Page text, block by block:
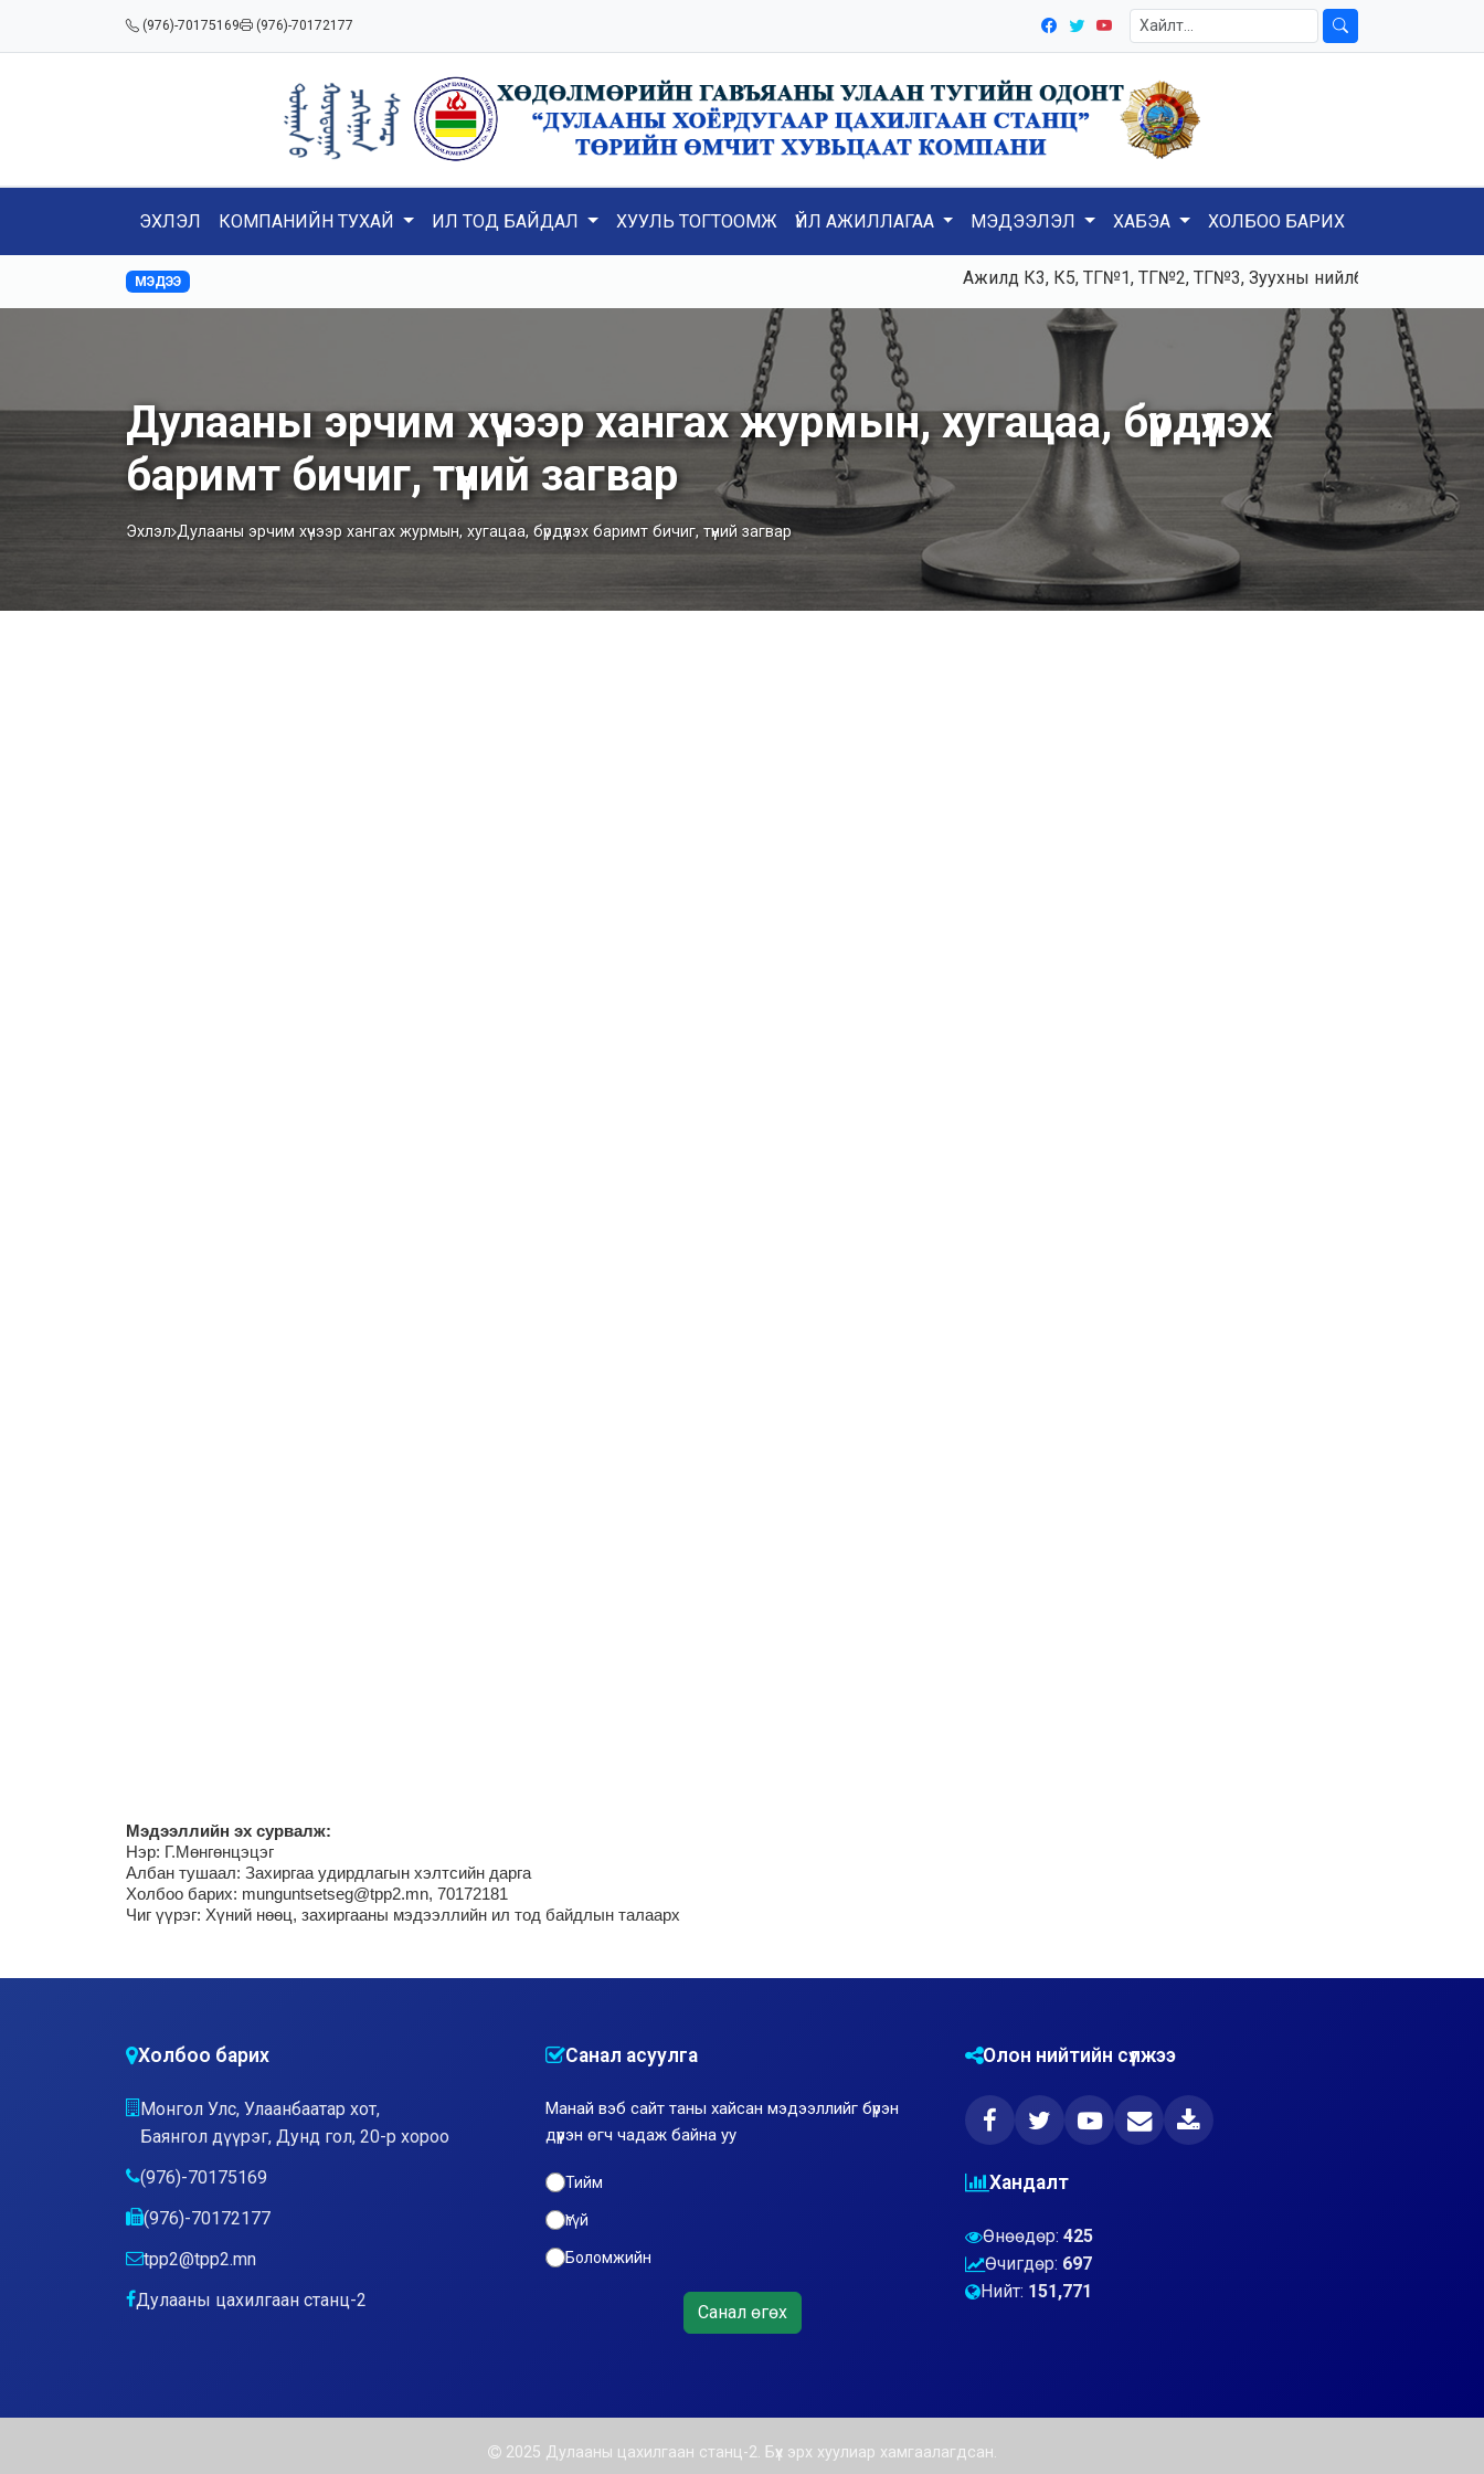
(976)-70175169 (976)-70172177
ЭХЛЭЛ КОМПАНИЙН ТУХАЙ ИЛ ТОД БАЙДАЛ ХУУЛЬ ТОГТООМЖ ҮЙЛ АЖИЛЛАГАА МЭДЭЭЛЭЛ ХАБЭА ХОЛБОО БАРИХ
МЭДЭЭ Ажилд К3, К5, ТГ№1, ТГ№2, ТГ№3, Зуухны нийлбэр ачаалал 120-
Дулааны эрчим хүчээр хангах журмын, хугацаа, бүрдүүлэх
баримт бичиг, түүний загвар
Эхлэл Дулааны эрчим хүчээр хангах журмын, хугацаа, бүрдүүлэх баримт бичиг, түүний загвар
Мэдээллийн эх сурвалж:
Нэр: Г.Мөнгөнцэцэг
Албан тушаал: Захиргаа удирдлагын хэлтсийн дарга
Холбоо барих: munguntsetseg@tpp2.mn, 70172181
Чиг үүрэг: Хүний нөөц, захиргааны мэдээллийн ил тод байдлын талаарх
Холбоо барих
Монгол Улс, Улаанбаатар хот,
Баянгол дүүрэг, Дунд гол, 20-р хороо
(976)-70175169
(976)-70172177
tpp2@tpp2.mn
Дулааны цахилгаан станц-2
Санал асуулга
Манай вэб сайт таны хайсан мэдээллийг бүрэн
дүүрэн өгч чадаж байна уу
Тийм
Үгүй
Боломжийн
Санал өгөх
Олон нийтийн сүлжээ
Хандалт
Өнөөдөр: 425
Өчигдөр: 697
Нийт: 151,771
2025 Дулааны цахилгаан станц-2. Бүх эрх хуулиар хамгаалагдсан.